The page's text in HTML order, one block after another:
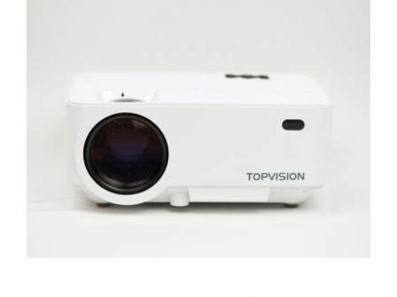
Beamer Topvision mit Screen Mirroring –